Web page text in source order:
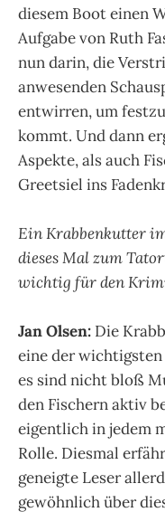
diesem Boot einen
Aufgabe von Ruth
nun darin, die
anwesenden
entwirren, um
kommt. Und dann
Aspekte, als auch
Greetsiel ins
Ein Krabbenkutter
dieses Mal zum
wichtig für den
Jan Olsen: Die
eine der
es sind nicht bloß
den Fischern aktiv
eigentlich in jedem
Rolle. Diesmal
geneigte Leser
gewöhnlich über